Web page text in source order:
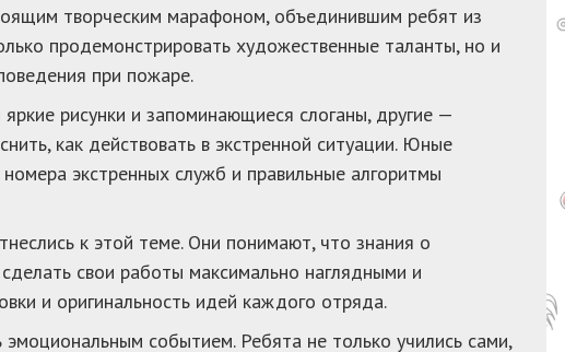
творческим марафоном, объединившим ребят из
продемонстрировать художественные таланты, но и
при пожаре.
рисунки и запоминающиеся слоганы, другие —
как действовать в экстренной ситуации. Юные
экстренных служб и правильные алгоритмы
к этой теме. Они понимают, что знания о
свои работы максимально наглядными и
и оригинальность идей каждого отряда.
событием. Ребята не только учились сами,